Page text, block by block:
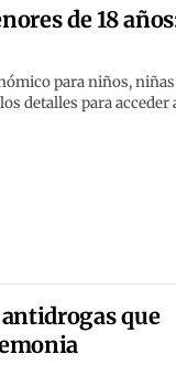
de 18
para niños,
detalles para acceder
que